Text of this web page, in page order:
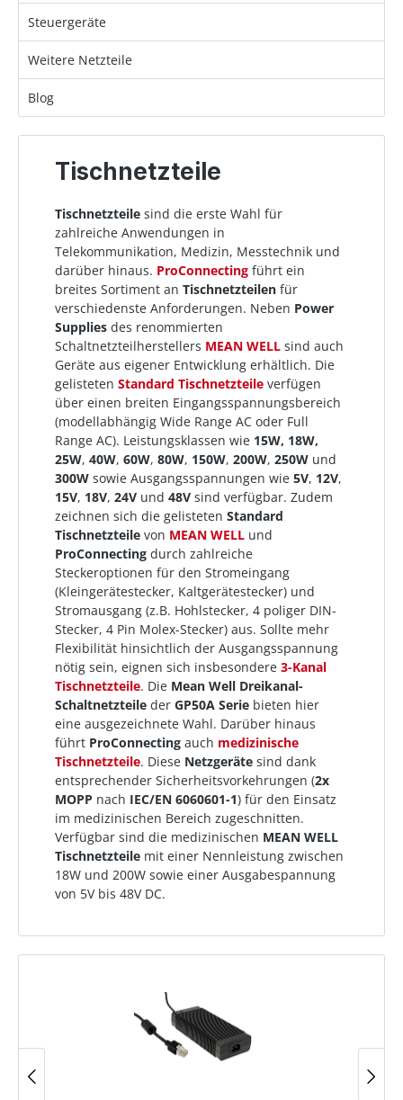
Steuergeräte
Weitere Netzteile
Blog
Tischnetzteile
Tischnetzteile sind die erste Wahl für
zahlreiche Anwendungen in
Telekommunikation, Medizin, Messtechnik und
darüber hinaus. ProConnecting führt ein
breites Sortiment an Tischnetzteilen für
verschiedenste Anforderungen. Neben Power
Supplies des renommierten
Schaltnetzteilherstellers MEAN WELL sind auch
Geräte aus eigener Entwicklung erhältlich. Die
gelisteten Standard Tischnetzteile verfügen
über einen breiten Eingangsspannungsbereich
(modellabhängig Wide Range AC oder Full
Range AC). Leistungsklassen wie 15W, 18W,
25W, 40W, 60W, 80W, 150W, 200W, 250W und
300W sowie Ausgangsspannungen wie 5V, 12V,
15V, 18V, 24V und 48V sind verfügbar. Zudem
zeichnen sich die gelisteten Standard
Tischnetzteile von MEAN WELL und
ProConnecting durch zahlreiche
Steckeroptionen für den Stromeingang
(Kleingerätestecker, Kaltgerätestecker) und
Stromausgang (z.B. Hohlstecker, 4 poliger DIN-
Stecker, 4 Pin Molex-Stecker) aus. Sollte mehr
Flexibilität hinsichtlich der Ausgangsspannung
nötig sein, eignen sich insbesondere 3-Kanal
Tischnetzteile. Die Mean Well Dreikanal-
Schaltnetzteile der GP50A Serie bieten hier
eine ausgezeichnete Wahl. Darüber hinaus
führt ProConnecting auch medizinische
Tischnetzteile. Diese Netzgeräte sind dank
entsprechender Sicherheitsvorkehrungen (2x
MOPP nach IEC/EN 6060601-1) für den Einsatz
im medizinischen Bereich zugeschnitten.
Verfügbar sind die medizinischen MEAN WELL
Tischnetzteile mit einer Nennleistung zwischen
18W und 200W sowie einer Ausgabespannung
von 5V bis 48V DC.